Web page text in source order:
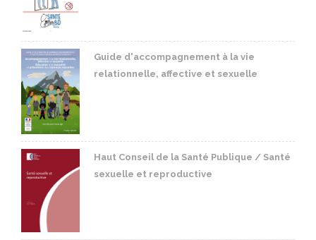
Guide d'accompagnement à la vie
relationnelle, affective et sexuelle
Haut Conseil de la Santé Publique / Santé
sexuelle et reproductive